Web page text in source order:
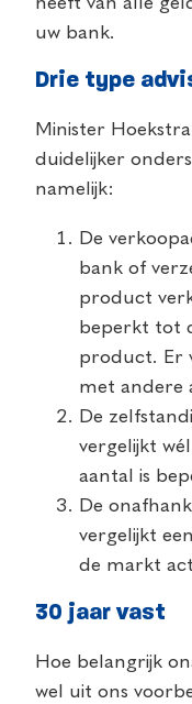
uw bank.
Drie type
Minister
duidelijker
namelijk:
De
bank of
product
beperkt tot
product. Er
met andere
De
vergelijkt
aantal is
De
vergelijkt
de markt
30 jaar vast
Hoe belangrijk
wel uit ons